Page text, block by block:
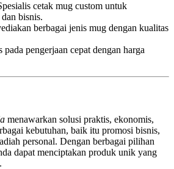
cetak mug custom untuk
bisnis.
berbagai jenis mug dengan kualitas
pada pengerjaan cepat dengan harga
menawarkan solusi praktis, ekonomis,
kebutuhan, baik itu promosi bisnis,
personal. Dengan berbagai pilihan
dapat menciptakan produk unik yang